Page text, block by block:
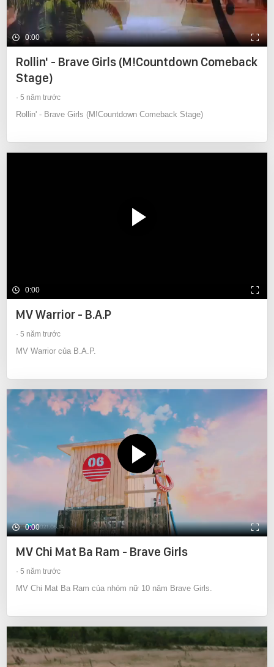
0:00
Rollin' - Brave Girls (M!Countdown Comeback
Stage)
5 năm trước
Rollin' - Brave Girls (M!Countdown Comeback Stage)
0:00
MV Warrior - B.A.P
5 năm trước
MV Warrior của B.A.P.
0:00
MV Chi Mat Ba Ram - Brave Girls
5 năm trước
MV Chi Mat Ba Ram của nhóm nữ 10 năm Brave Girls.